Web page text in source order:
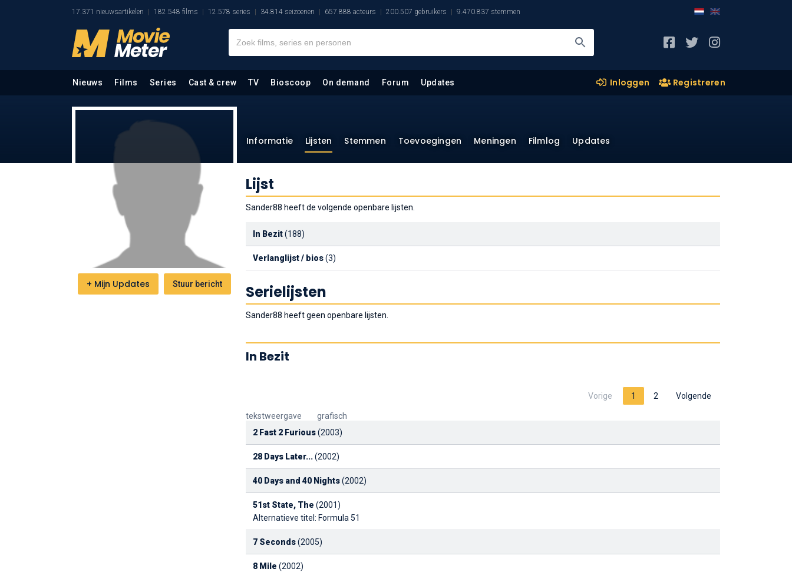
17.371 nieuwsartikelen 182.548 films 12.578 series 34.814 seizoenen 657.888 acteurs 200.507 gebruikers 9.470.837 stemmen
Nieuws Films Series Cast & crew TV Bioscoop On demand Forum Updates Inloggen Registreren
+ Mijn Updates Stuur bericht
Informatie Lijsten Stemmen Toevoegingen Meningen Filmlog Updates
Lijst
Sander88 heeft de volgende openbare lijsten.
In Bezit(188)
Verlanglijst / bios(3)
Serielijsten
Sander88 heeft geen openbare lijsten.
In Bezit
Vorige 1 2 Volgende
tekstweergave
grafisch
2 Fast 2 Furious(2003)
28 Days Later...(2002)
40 Days and 40 Nights(2002)
51st State, The (2001)
Alternatieve titel: Formula 51
7 Seconds(2005)
8 Mile (2002)